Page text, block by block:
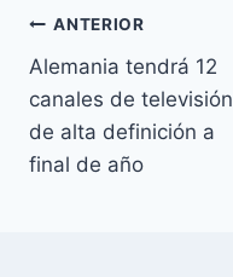
Navegación
de
entradas
ANTERIOR
Alemania tendrá 12
canales de televisión
de alta definición a
final de año